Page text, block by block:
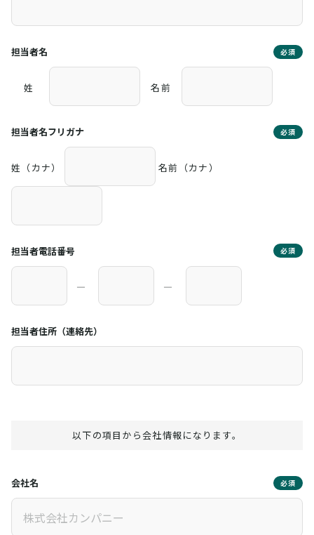
担当者名 必須
姓 名前
担当者名フリガナ 必須
姓（カナ） 名前（カナ）
担当者電話番号 必須
― ―
担当者住所（連絡先）
以下の項目から会社情報になります。
会社名 必須